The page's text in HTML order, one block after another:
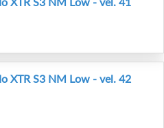
XTR S3 NM Low - vel. 42